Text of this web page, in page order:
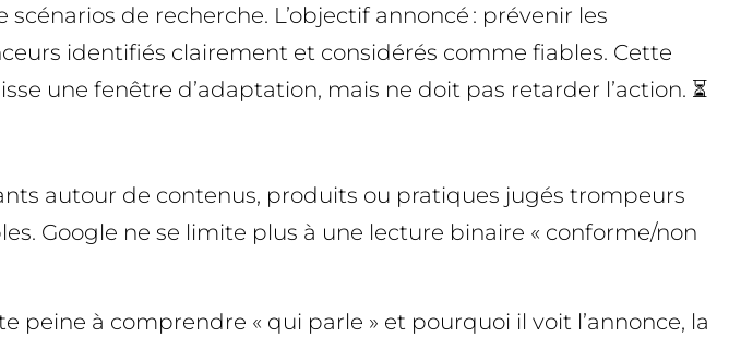
de recherche. L’objectif annoncé : prévenir les
identifiés clairement et considérés comme fiables. Cette
une fenêtre d’adaptation, mais ne doit pas retarder l’action. ⏳
autour de contenus, produits ou pratiques jugés trompeurs
Google ne se limite plus à une lecture binaire « conforme/non
peine à comprendre « qui parle » et pourquoi il voit l’annonce, la